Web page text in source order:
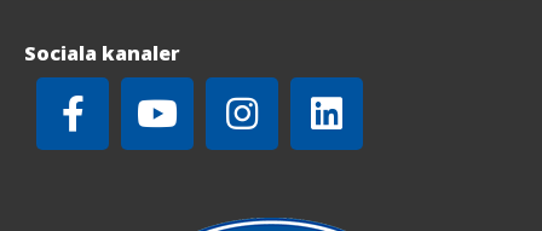
Sociala kanaler